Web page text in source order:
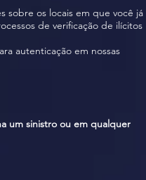
sobre os locais em que você já
de verificação de ilícitos
autenticação em nossas
um sinistro ou em qualquer